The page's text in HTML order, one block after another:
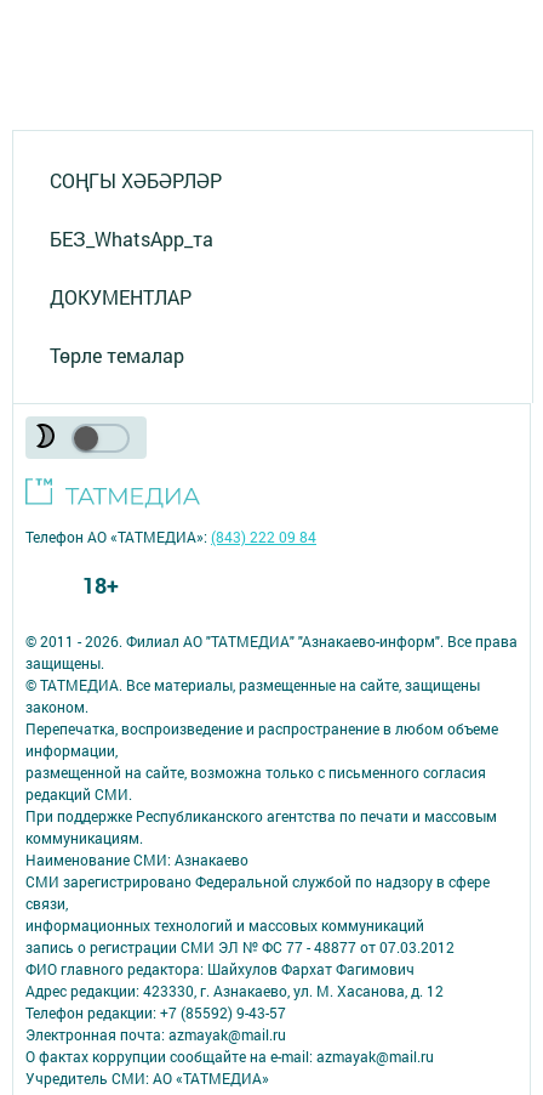
СОҢГЫ ХӘБӘРЛӘР
БЕЗ_WhatsApp_та
ДОКУМЕНТЛАР
Төрле темалар
© 2011 - 2026. Филиал АО "ТАТМЕДИА" "Азнакаево-информ". Все права
защищены.
© ТАТМЕДИА. Все материалы, размещенные на сайте, защищены
законом.
Перепечатка, воспроизведение и распространение в любом объеме
информации,
размещенной на сайте, возможна только с письменного согласия
редакций СМИ.
При поддержке Республиканского агентства по печати и массовым
коммуникациям.
Наименование СМИ: Азнакаево
СМИ зарегистрировано Федеральной службой по надзору в сфере
связи,
информационных технологий и массовых коммуникаций
запись о регистрации СМИ ЭЛ № ФС 77 - 48877 от 07.03.2012
ФИО главного редактора: Шайхулов Фархат Фагимович
Адрес редакции: 423330, г. Азнакаево, ул. М. Хасанова, д. 12
Телефон редакции: +7 (85592) 9-43-57
Электронная почта: azmayak@mail.ru
О фактах коррупции сообщайте на e-mail: azmayak@mail.ru
Учредитель СМИ: АО «ТАТМЕДИА»
Телефон АО «ТАТМЕДИА»:(843) 222 09 84
18+